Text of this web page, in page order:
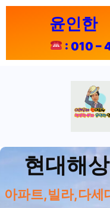
콘
윤인한
: 010 –
현대해
아파트,빌라,다세